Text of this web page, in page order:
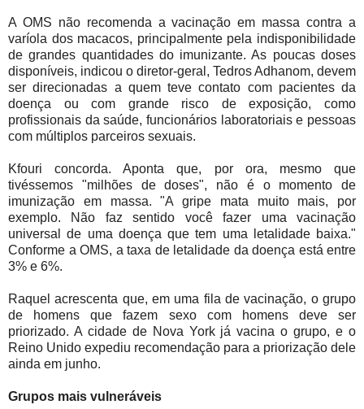
A OMS não recomenda a vacinação em massa contra a
varíola dos macacos, principalmente pela indisponibilidade
de grandes quantidades do imunizante. As poucas doses
disponíveis, indicou o diretor-geral, Tedros Adhanom, devem
ser direcionadas a quem teve contato com pacientes da
doença ou com grande risco de exposição, como
profissionais da saúde, funcionários laboratoriais e pessoas
com múltiplos parceiros sexuais.
Kfouri concorda. Aponta que, por ora, mesmo que
tivéssemos "milhões de doses", não é o momento de
imunização em massa. "A gripe mata muito mais, por
exemplo. Não faz sentido você fazer uma vacinação
universal de uma doença que tem uma letalidade baixa."
Conforme a OMS, a taxa de letalidade da doença está entre
3% e 6%.
Raquel acrescenta que, em uma fila de vacinação, o grupo
de homens que fazem sexo com homens deve ser
priorizado. A cidade de Nova York já vacina o grupo, e o
Reino Unido expediu recomendação para a priorização dele
ainda em junho.
Grupos mais vulneráveis